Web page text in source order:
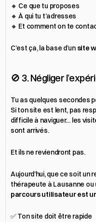
🔸 Ce que tu proposes
🔸 À qui tu t’adresses
🔸 Et comment on te
C’est ça, la base d’un site
🚫 3. Négliger
Tu as quelques secondes
Si ton site est lent, pas
difficile à naviguer… les
sont arrivés.
Et ils ne reviendront pas.
Aujourd’hui, que ce soit un
thérapeute à Lausanne ou
parcours utilisateur est
✅ Ton site doit être rapide